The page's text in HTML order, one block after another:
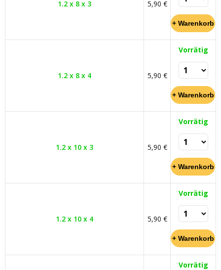
1.2 x 8 x 3 5,90 €
1.2 x 8 x 4 5,90 €
Vorrätig
1.2 x 10 x 3 5,90 €
Vorrätig
1.2 x 10 x 4 5,90 €
Vorrätig
Vorrätig